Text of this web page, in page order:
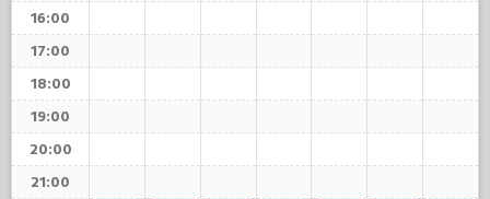
16:00
17:00
18:00
19:00
20:00
21:00